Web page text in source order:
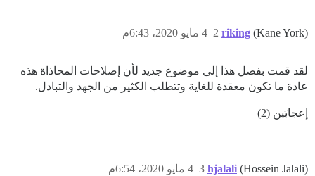
riking (Kane York) 4 مايو 2020، 6:43م 2
لقد قمت بفصل هذا إلى موضوع جديد لأن إصلاحات المحاذاة هذه
عادة ما تكون معقدة للغاية وتتطلب الكثير من الجهد والتبادل.
إعجابَين (2)
hjalali (Hossein Jalali) 4 مايو 2020، 6:54م 3